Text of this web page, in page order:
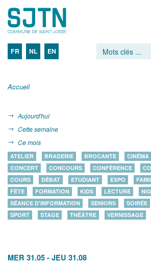
FR NL EN
Accueil
Aujourd'hui
Cette semaine
Ce mois
ATELIER BRADERIE BROCANTE CINÉMA
CONCERT
CONCOURS CONFÉRENCE
COURS
DÉBAT ETUDIANT EXPO
FÊTE
FORMATION KIDS LECTURE
SÉANCE D'INFORMATION
SENIORS SOIRÉE
SPORT
STAGE THÉÂTRE VERNISSAGE
MER 31.05 - JEU 31.08